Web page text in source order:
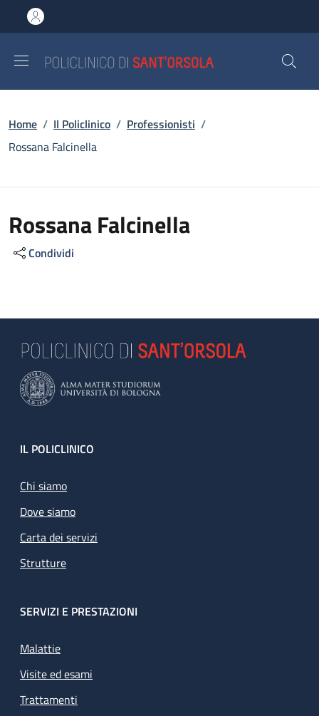
al contenuto principale
to footer content
Briciole di pane
Home / Il Policlinico / Professionisti /
Rossana Falcinella
Rossana Falcinella
Condividi
Footer
IL POLICLINICO
Chi siamo
Dove siamo
Carta dei servizi
Strutture
SERVIZI E PRESTAZIONI
Malattie
Visite ed esami
Trattamenti